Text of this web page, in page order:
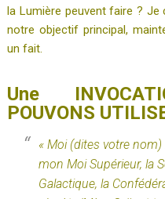
la Lumière peuvent faire ?
notre objectif principal,
un fait.
Une
POUVONS
« Moi (dites votre
mon Moi Supérieur, la
Galactique, la